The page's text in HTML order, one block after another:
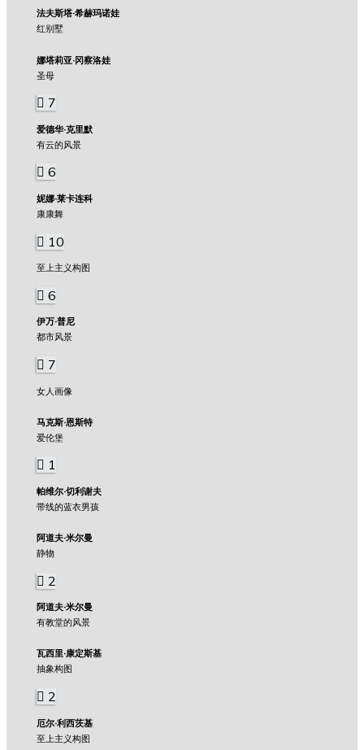
法夫斯塔·希赫玛诺娃
红别墅
娜塔莉亚·冈察洛娃
圣母
7
爱德华·克里默
有云的风景
6
妮娜·莱卡连科
康康舞
10
至上主义构图
6
伊万·普尼
都市风景
7
女人画像
马克斯·恩斯特
爱伦堡
1
帕维尔·切利谢夫
带线的蓝衣男孩
阿道夫·米尔曼
静物
2
阿道夫·米尔曼
有教堂的风景
瓦西里·康定斯基
抽象构图
2
厄尔·利西茨基
至上主义构图